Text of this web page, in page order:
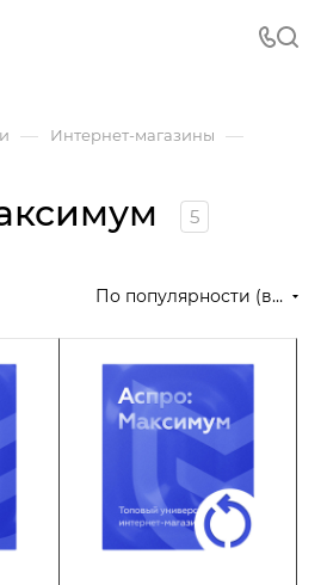
— Интернет-магазины —
5
По популярности (возрастание)